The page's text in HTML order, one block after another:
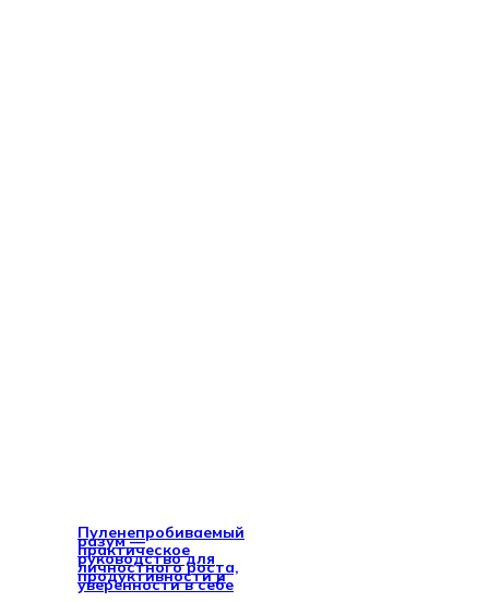
Пуленепробиваемый
разум —
практическое
руководство для
личностного роста,
продуктивности и
уверенности в себе